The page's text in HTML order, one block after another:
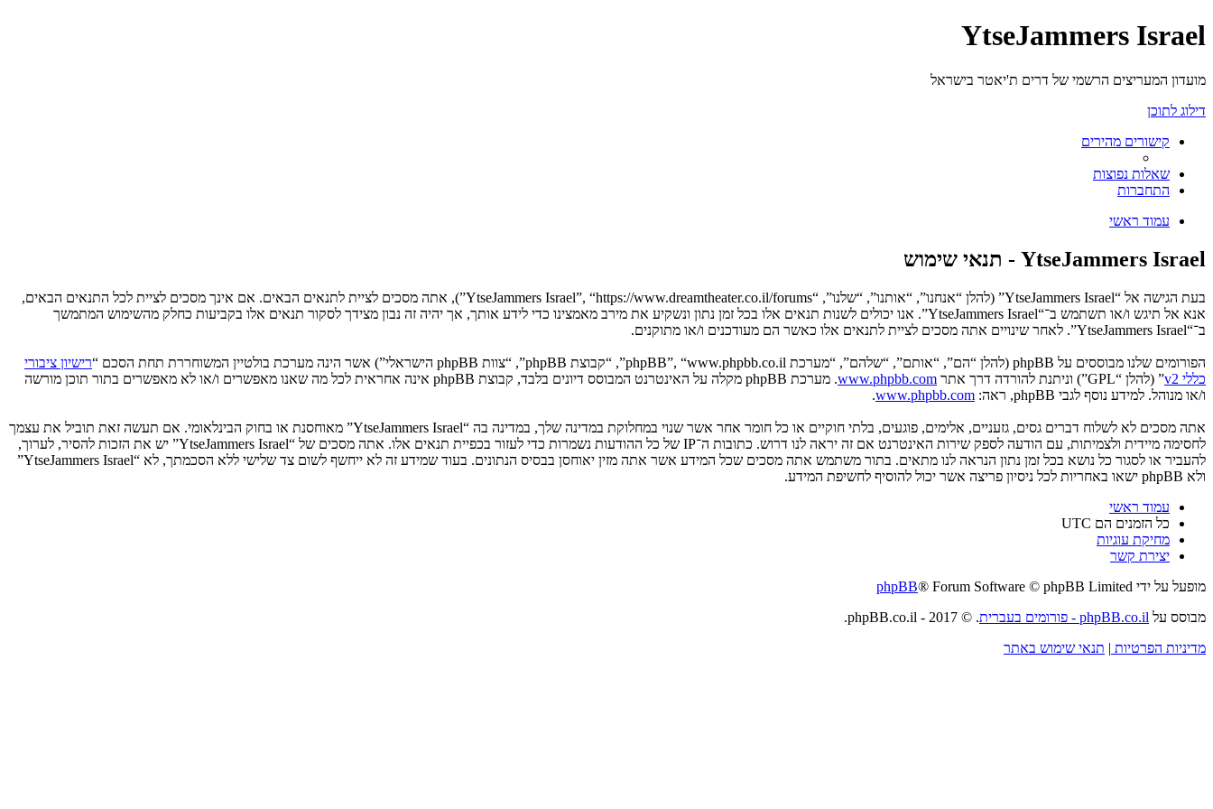
YtseJammers Israel
מועדון המעריצים הרשמי של דרים ת'יאטר בישראל
דילוג לתוכן
קישורים מהירים
שאלות נפוצות
התחברות
עמוד ראשי
YtseJammers Israel - תנאי שימוש
בעת הגישה אל “YtseJammers Israel” (להלן “אנחנו”, “אותנו”, “שלנו”, “YtseJammers Israel”, “https://www.dreamtheater.co.il/forums”), אתה מסכים לציית לתנאים הבאים. אם אינך מסכים לציית לכל התנאים הבאים,
אנא אל תיגש ו/או תשתמש ב־“YtseJammers Israel”. אנו יכולים לשנות תנאים אלו בכל זמן נתון ונשקיע את מירב מאמצינו כדי לידע אותך, אך יהיה זה נבון מצידך לסקור תנאים אלו בקביעות כחלק מהשימוש המתמשך
ב־“YtseJammers Israel”. לאחר שינויים אתה מסכים לציית לתנאים אלו כאשר הם מעודכנים ו/או מתוקנים.
הפורומים שלנו מבוססים על phpBB (להלן “הם”, “אותם”, “שלהם”, “מערכת phpBB”, “www.phpbb.co.il”, “קבוצת phpBB”, “צוות phpBB הישראלי”) אשר הינה מערכת בולטיין המשוחררת תחת הסכם “
רישיון ציבורי
כללי v2
” (להלן “GPL”) וניתנת להורדה דרך אתר www.phpbb.com
. מערכת phpBB מקלה על האינטרנט המבוסס דיונים בלבד, קבוצת phpBB אינה אחראית לכל מה שאנו מאפשרים ו/או לא מאפשרים בתור תוכן מורשה
ו/או מנוהל. למידע נוסף לגבי phpBB, ראה:
www.phpbb.com
.
אתה מסכים לא לשלוח דברים גסים, גזעניים, אלימים, פוגעים, בלתי חוקיים או כל חומר אחר אשר שנוי במחלוקת במדינה שלך, במדינה בה “YtseJammers Israel” מאוחסנת או בחוק הבינלאומי. אם תעשה זאת תוביל את עצמך
לחסימה מיידית ולצמיתות, עם הודעה לספק שירות האינטרנט אם זה יראה לנו דרוש. כתובות ה־IP של כל ההודעות נשמרות כדי לעזור בכפיית תנאים אלו. אתה מסכים של “YtseJammers Israel” יש את הזכות להסיר, לערוך,
להעביר או לסגור כל נושא בכל זמן נתון הנראה לנו מתאים. בתור משתמש אתה מסכים שכל המידע אשר אתה מזין יאוחסן בבסיס הנתונים. בעוד שמידע זה לא ייחשף לשום צד שלישי ללא הסכמתך, לא “YtseJammers Israel”
ולא phpBB ישאו באחריות לכל ניסיון פריצה אשר יכול להוסיף לחשיפת המידע.
עמוד ראשי
כל הזמנים הם UTC
מחיקת עוגיות
יצירת קשר
מופעל על ידי
phpBB® Forum Software © phpBB Limited
מבוסס על phpBB.co.il - פורומים בעברית
. © 2017 - phpBB.co.il.
מדיניות הפרטיות | תנאי שימוש באתר